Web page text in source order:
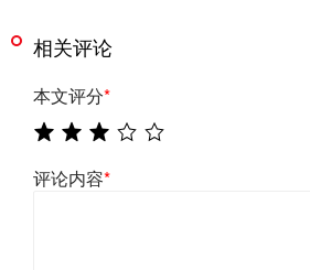
相关评论
本文评分*
评论内容*